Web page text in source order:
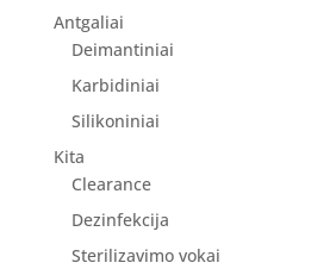
Antgaliai
Deimantiniai
Karbidiniai
Silikoniniai
Kita
Clearance
Dezinfekcija
Sterilizavimo vokai